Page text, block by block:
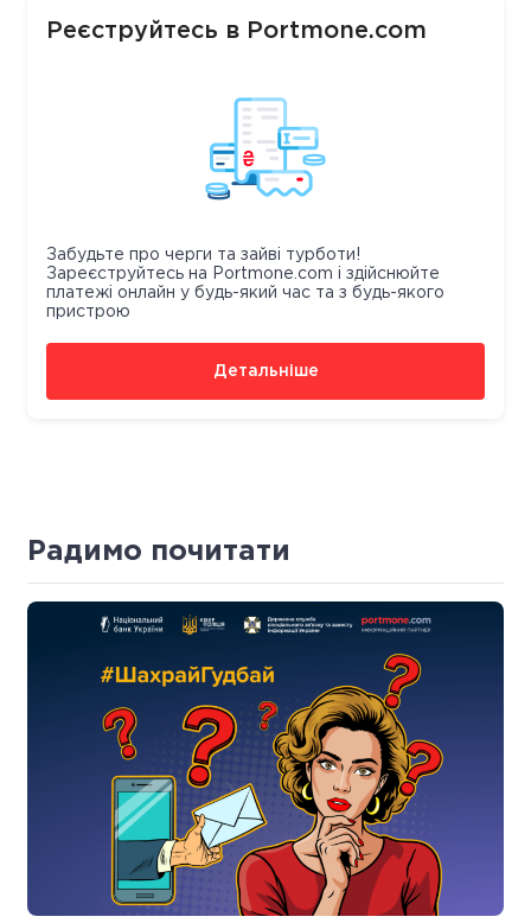
Реєструйтесь в Portmone.com
Забудьте про черги та зайві турботи!
Зареєструйтесь на Portmone.com і здійснюйте
платежі онлайн у будь-який час та з будь-якого
пристрою
Детальніше
Радимо почитати